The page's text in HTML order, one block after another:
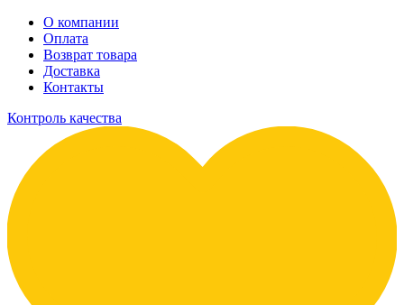
О компании
Оплата
Возврат товара
Доставка
Контакты
Контроль качества